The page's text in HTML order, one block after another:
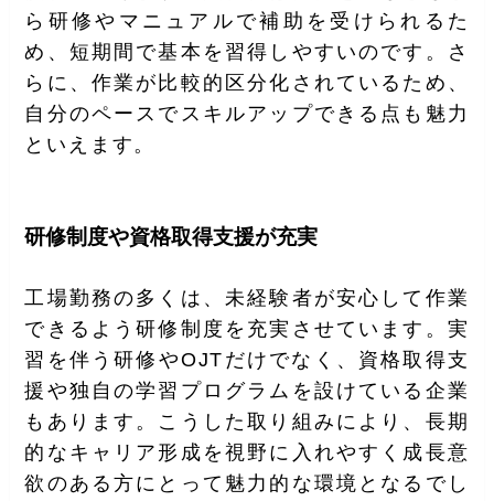
ら研修やマニュアルで補助を受けられるた
め、短期間で基本を習得しやすいのです。さ
らに、作業が比較的区分化されているため、
自分のペースでスキルアップできる点も魅力
といえます。
研修制度や資格取得支援が充実
工場勤務の多くは、未経験者が安心して作業
できるよう研修制度を充実させています。実
習を伴う研修やOJTだけでなく、資格取得支
援や独自の学習プログラムを設けている企業
もあります。こうした取り組みにより、長期
的なキャリア形成を視野に入れやすく成長意
欲のある方にとって魅力的な環境となるでし